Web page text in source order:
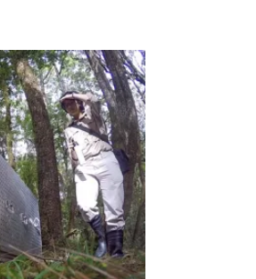
不少。近年來，在
黑熊死亡）中的大
，但偏偏卻又被列
焦點動物。若有人
助釐正視聽之效。
黑熊自己會講話，